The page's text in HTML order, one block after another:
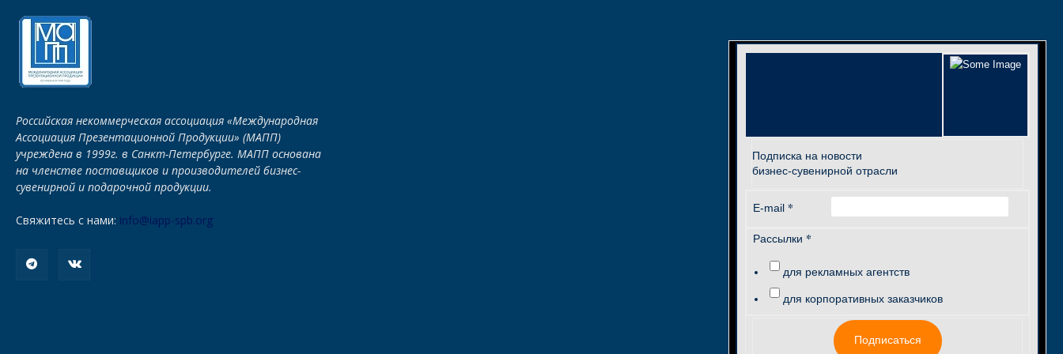
Российская некоммерческая ассоциация «Международная
Ассоциация Презентационной Продукции» (МАПП)
учреждена в 1999г. в Санкт-Петербурге. МАПП основана
на членстве поставщиков и производителей бизнес-
сувенирной и подарочной продукции.
Свяжитесь с нами: info@iapp-spb.org
Подписка на новости
бизнес-сувенирной отрасли
E-mail *
Рассылки *
для рекламных агентств
для корпоративных заказчиков
Подписаться